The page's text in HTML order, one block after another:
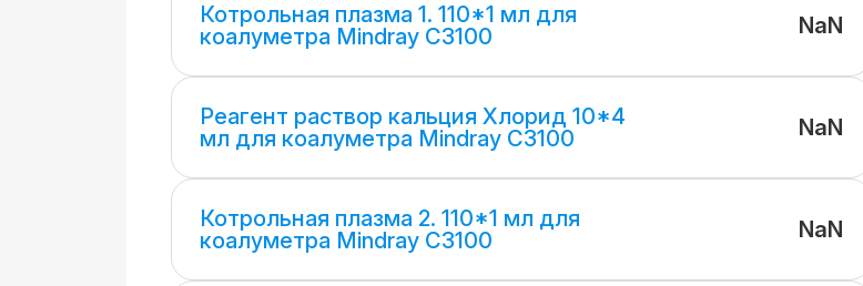
Котрольная плазма 1. 110*1 мл для
коалуметра Mindray C3100
NaN
Реагент раствор кальция Хлорид 10*4
мл для коалуметра Mindray C3100
NaN
Котрольная плазма 2. 110*1 мл для
коалуметра Mindray C3100
NaN